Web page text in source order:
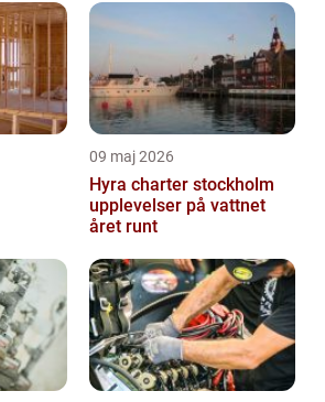
09 maj 2026
Hyra charter stockholm
upplevelser på vattnet
året runt